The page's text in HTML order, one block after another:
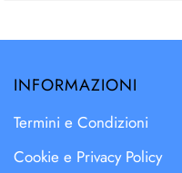
INFORMAZIONI
Termini e Condizioni
Cookie e Privacy Policy